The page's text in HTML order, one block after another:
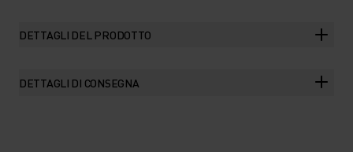
DETTAGLI DEL PRODOTTO
DETTAGLI DI CONSEGNA